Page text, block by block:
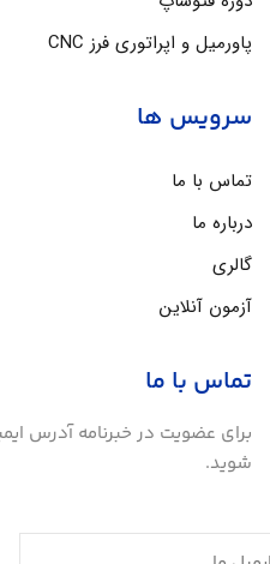
پاورمیل و اپراتوری فرز CNC
سرویس ها
تماس با ما
درباره ما
گالری
آزمون آنلاین
تماس با ما
برای عضویت در خبرنامه آدرس
شوید.